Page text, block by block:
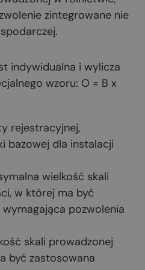
zintegrowane nie
indywidualna i wylicza
wzoru: O = B x
rejestracyjnej,
bazowej dla instalacji
wielkość skali
w której ma być
pozwolenia
skali prowadzonej
być zastosowana